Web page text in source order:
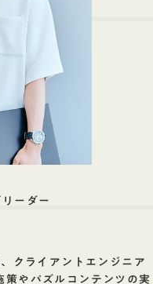
ーダー
クライアントエンジニア
策やパズルコンテンツの実